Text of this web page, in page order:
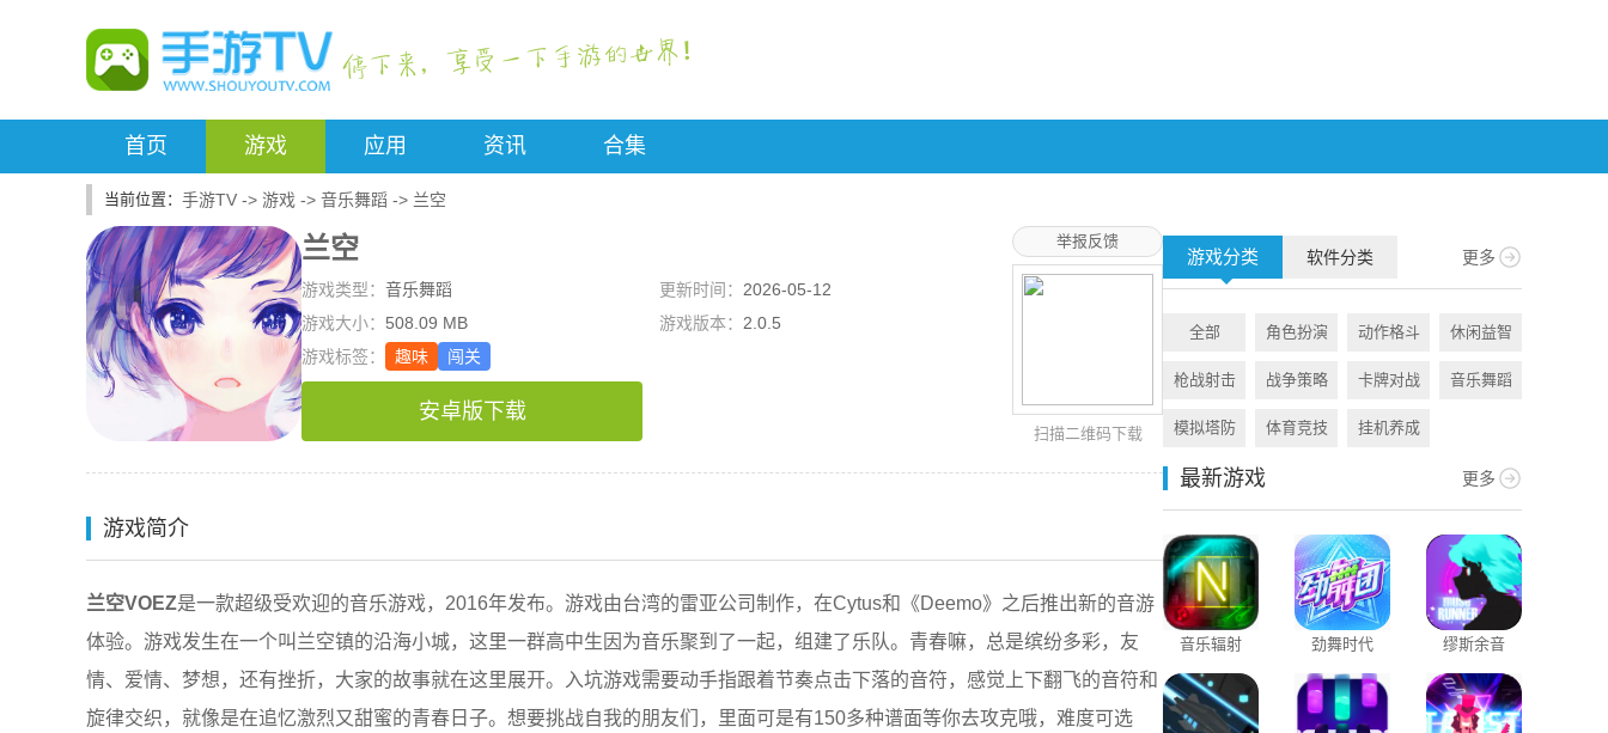
首页 游戏 应用 资讯 合集
手游TV -> 游戏 -> 音乐舞蹈 -> 兰空
兰空
游戏类型： 音乐舞蹈 更新时间： 2026-05-12
游戏大小： 508.09 MB 游戏版本： 2.0.5
游戏标签：
趣味 闯关
安卓版下载
扫描二维码下载
举报反馈
游戏简介
兰空VOEZ是一款超级受欢迎的音乐游戏，2016年发布。游戏由台湾的雷亚公司制作，在Cytus和《Deemo》之后推出新的音游
体验。游戏发生在一个叫兰空镇的沿海小城，这里一群高中生因为音乐聚到了一起，组建了乐队。青春嘛，总是缤纷多彩，友
情、爱情、梦想，还有挫折，大家的故事就在这里展开。入坑游戏需要动手指跟着节奏点击下落的音符，感觉上下翻飞的音符和
旋律交织，就像是在追忆激烈又甜蜜的青春日子。想要挑战自我的朋友们，里面可是有150多种谱面等你去攻克哦，难度可选
游戏分类 软件分类 更多
全部 角色扮演 动作格斗 休闲益智
枪战射击 战争策略 卡牌对战 音乐舞蹈
模拟塔防 体育竞技 挂机养成
最新游戏 更多
音乐辐射 劲舞时代 缪斯余音